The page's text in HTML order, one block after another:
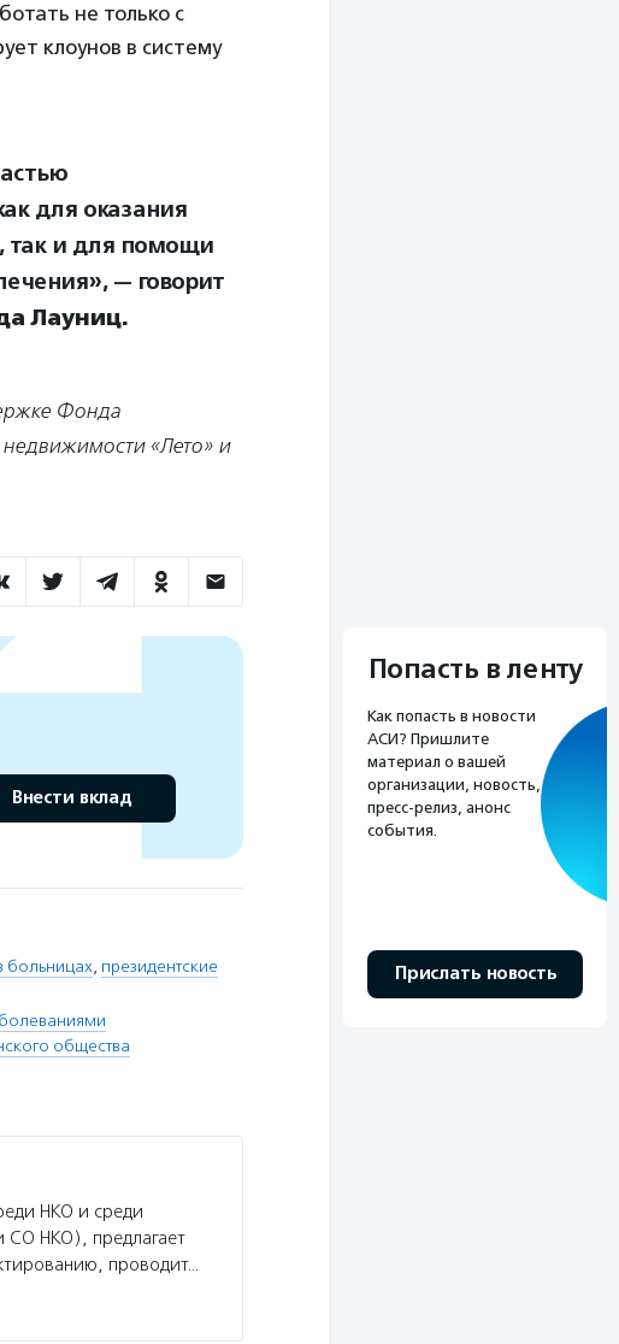
не только с
клоунов в систему
для оказания
так и для помощи
— говорит
Лауниц.
Фонда
недвижимости «Лето» и
Внести вклад
больницах, президентские
общества
НКО и среди
СО НКО), предлагает
проводит…
Попасть в ленту
Как попасть в новости
АСИ? Пришлите
материал о вашей
организации, новость,
пресс-релиз, анонс
события.
Прислать новость